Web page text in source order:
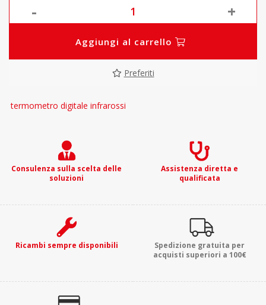
- +
Aggiungi al carrello
Preferiti
termometro digitale infrarossi
Consulenza sulla scelta delle
soluzioni
Assistenza diretta e
qualificata
Ricambi sempre disponibili
Spedizione gratuita per
acquisti superiori a 100€